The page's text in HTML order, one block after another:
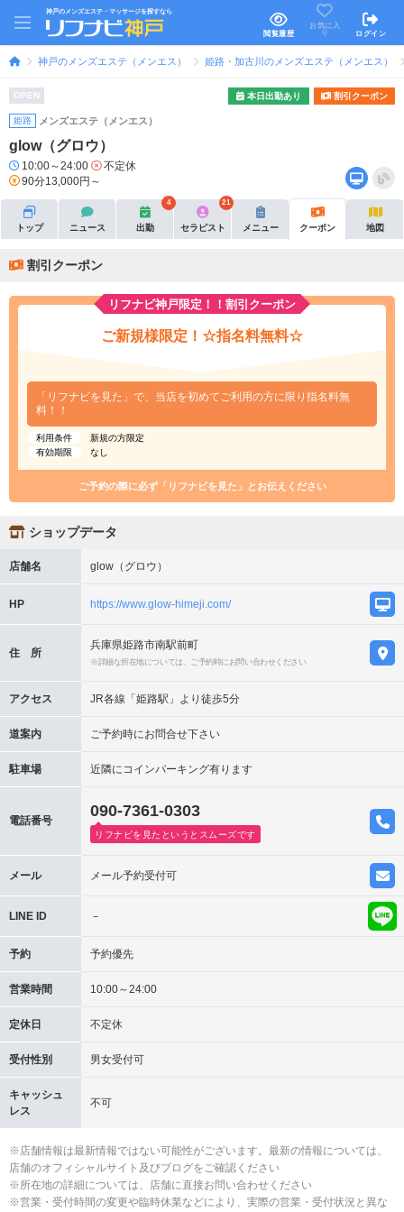
神戸のメンズエステ・マッサージを探すなら
閲覧履歴
お気に入
り
ログイン
神戸のメンズエステ（メンエス） 姫路・加古川のメンズエステ（メンエス）
OPEN 本日出勤あり 割引クーポン
姫路 メンズエステ（メンエス）
glow（グロウ）
10:00～24:00
不定休
90分13,000円～
トップ ニュース 出勤
4
セラピスト
21
メニュー クーポン 地図
割引クーポン
リフナビ神戸限定！！割引クーポン
ご新規様限定！☆指名料無料☆
「リフナビを見た」で、当店を初めてご利用の方に限り指名料無
料！！
利用条件
新規の方限定
有効期限
なし
ご予約の際に必ず「リフナビを見た」とお伝えください
ショップデータ
店舗名 glow（グロウ）
HP https://www.glow-himeji.com/
住 所
兵庫県姫路市南駅前町
※詳細な所在地については、ご予約時にお問い合わせください
アクセス JR各線「姫路駅」より徒歩5分
道案内 ご予約時にお問合せ下さい
駐車場 近隣にコインパーキング有ります
電話番号
090-7361-0303
リフナビを見たというとスムーズです
メール メール予約受付可
LINE ID －
予約 予約優先
営業時間 10:00～24:00
定休日 不定休
受付性別 男女受付可
キャッシュ
レス
不可
※店舗情報は最新情報ではない可能性がございます。最新の情報については、
店舗のオフィシャルサイト及びブログをご確認ください
※所在地の詳細については、店舗に直接お問い合わせください
※営業・受付時間の変更や臨時休業などにより、実際の営業・受付状況と異な